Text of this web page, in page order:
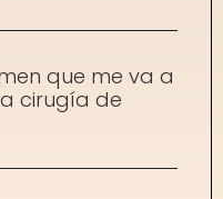
que me va a
cirugía de